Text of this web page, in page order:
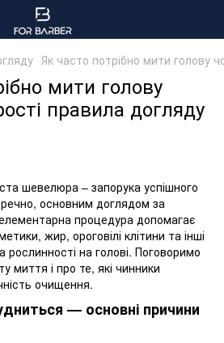
Як часто потрібно мити голову
мити голову
правила догляду
шевелюра – запорука успішного
основним доглядом за
процедура допомагає
жир, ороговілі клітини та інші
рослинності на голові. Поговоримо
миття і про те, які чинники
очищення.
— основні причини